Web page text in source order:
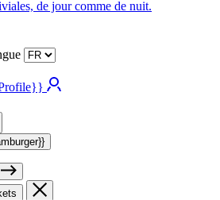
de jour comme de nuit.